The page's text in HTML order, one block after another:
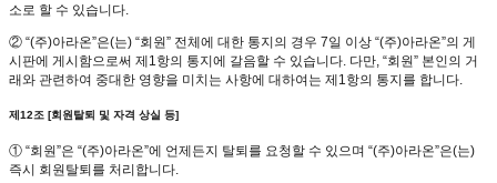
소로 할 수 있습니다.
② “(주)아라온”은(는) “회원” 전체에 대한 통지의 경우 7일 이상 “(주)아라온”의 게
시판에 게시함으로써 제1항의 통지에 갈음할 수 있습니다. 다만, “회원” 본인의 거
래와 관련하여 중대한 영향을 미치는 사항에 대하여는 제1항의 통지를 합니다.
제12조 [회원탈퇴 및 자격 상실 등]
① “회원”은 “(주)아라온”에 언제든지 탈퇴를 요청할 수 있으며 “(주)아라온”은(는)
즉시 회원탈퇴를 처리합니다.